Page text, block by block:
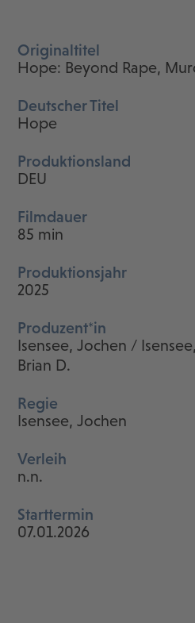
Originaltitel
Hope: Beyond Rape,
Deutscher Titel
Hope
Produktionsland
DEU
Filmdauer
85 min
Produktionsjahr
2025
Produzent*in
Isensee, Jochen /
Brian D.
Regie
Isensee, Jochen
Verleih
n.n.
Starttermin
07.01.2026